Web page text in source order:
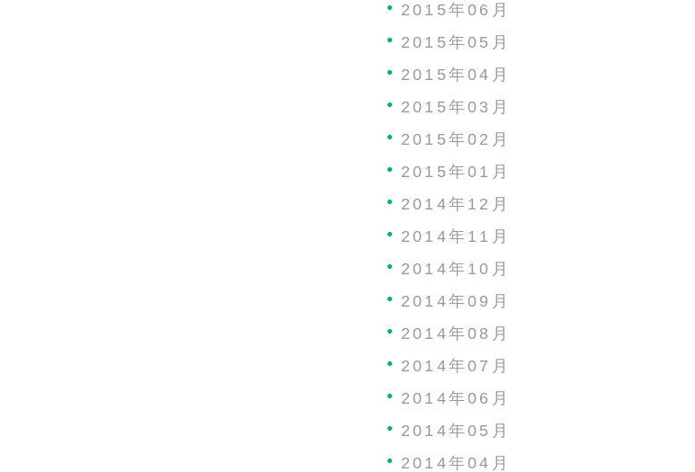
2015年06月
2015年05月
2015年04月
2015年03月
2015年02月
2015年01月
2014年12月
2014年11月
2014年10月
2014年09月
2014年08月
2014年07月
2014年06月
2014年05月
2014年04月